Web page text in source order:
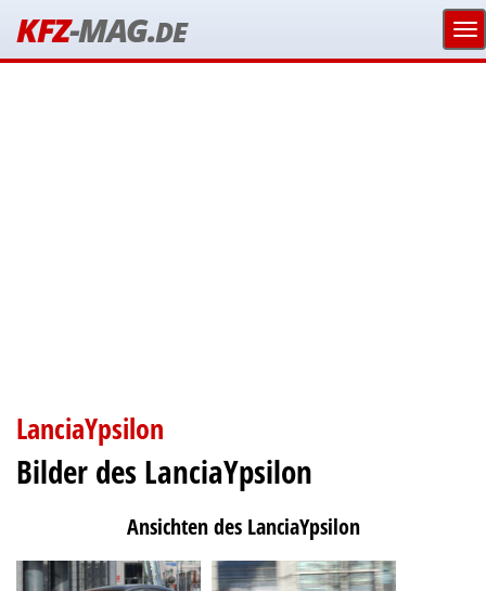
KFZ-MAG.DE
LanciaYpsilon
Bilder des LanciaYpsilon
Ansichten des LanciaYpsilon